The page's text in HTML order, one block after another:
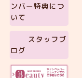
ンバー特典につ
いて
スタッフブ
ログ